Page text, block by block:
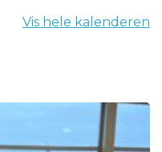
Vis hele kalenderen